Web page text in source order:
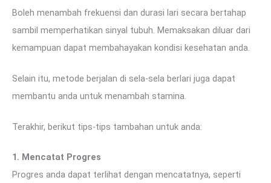
Boleh menambah frekuensi dan durasi lari secara bertahap
sambil memperhatikan sinyal tubuh. Memaksakan diluar dari
kemampuan dapat membahayakan kondisi kesehatan anda.
Selain itu, metode berjalan di sela-sela berlari juga dapat
membantu anda untuk menambah stamina.
Terakhir, berikut tips-tips tambahan untuk anda:
1. Mencatat Progres
Progres anda dapat terlihat dengan mencatatnya, seperti